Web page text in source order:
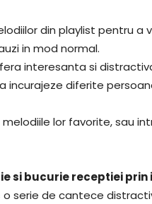
din playlist pentru a
in mod normal.
interesanta si
incurajeze diferite
lor favorite, sau
si bucurie receptiei
serie de cantece